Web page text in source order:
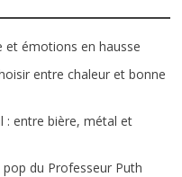
et émotions en hausse
entre chaleur et bonne
: entre bière, métal et
pop du Professeur Puth